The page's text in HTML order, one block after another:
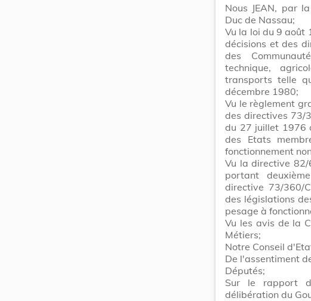
Nous JEAN, par
Duc de Nassau;
Vu la loi du 9 août
décisions et des
des
technique,
transports telle
décembre 1980;
Vu le règlement
des directives 73/
du 27 juillet 1976
des Etats
fonctionnement
Vu la directive 82/
portant
directive 73/360/
des législations
pesage à
Vu les avis de la
Métiers;
Notre Conseil
De l'assentiment
Députés;
Sur le rapport
délibération du